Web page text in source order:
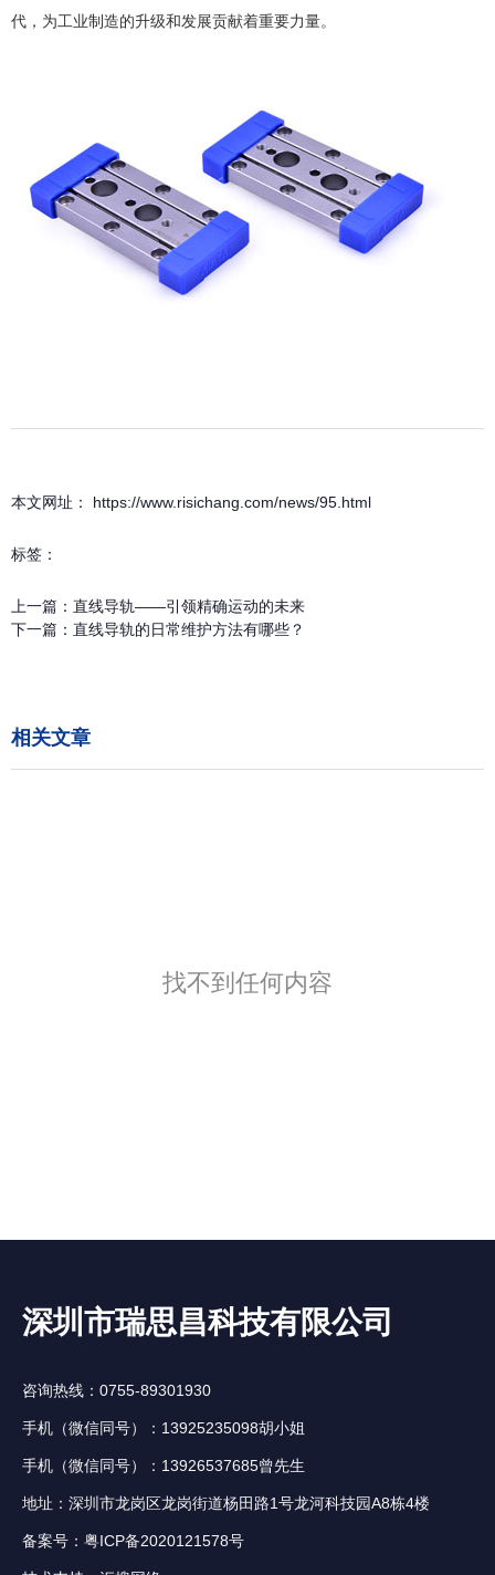
代，为工业制造的升级和发展贡献着重要力量。
本文网址： https://www.risichang.com/news/95.html
标签：
上一篇： 直线导轨——引领精确运动的未来
下一篇： 直线导轨的日常维护方法有哪些？
相关文章
找不到任何内容
深圳市瑞思昌科技有限公司
咨询热线：0755-89301930
手机（微信同号）：13925235098胡小姐
手机（微信同号）：13926537685曾先生
地址：深圳市龙岗区龙岗街道杨田路1号龙河科技园A8栋4楼
备案号： 粤ICP备2020121578号